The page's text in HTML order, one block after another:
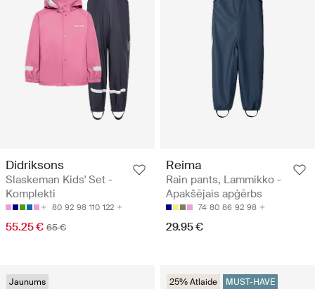
Didriksons
Slaskeman Kids' Set -
Komplekti
80 92 98 110 122
55.25 € 65 €
Reima
Rain pants, Lammikko -
Apakšējais apģērbs
74 80 86 92 98
29.95 €
Jaunums 25% Atlaide MUST-HAVE